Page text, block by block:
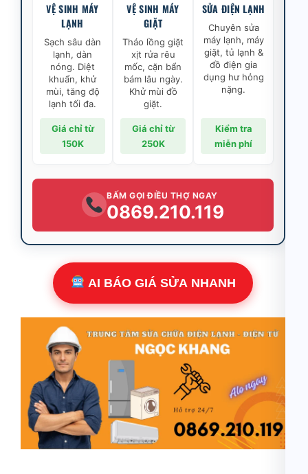
VỆ SINH MÁY
LẠNH
Sạch sâu dàn
lạnh, dàn
nóng. Diệt
khuẩn, khử
mùi, tăng độ
lạnh tối đa.
Giá chỉ từ
150K
VỆ SINH MÁY
GIẶT
Tháo lồng giặt
xịt rửa rêu
mốc, cặn bẩn
bám lâu ngày.
Khử mùi đồ
giặt.
Giá chỉ từ
250K
SỬA ĐIỆN LẠNH
Chuyên sửa
máy lạnh, máy
giặt, tủ lạnh &
đồ điện gia
dụng hư hỏng
nặng.
Kiểm tra
miễn phí
BẤM GỌI ĐIỀU THỢ NGAY
0869.210.119
AI BÁO GIÁ SỬA NHANH